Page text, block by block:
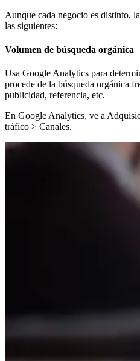
Aunque cada negocio es distinto,
las siguientes:
Volumen de búsqueda orgánica
Usa Google Analytics para
procede de la búsqueda orgánica
publicidad, referencia, etc.
En Google Analytics, ve a
tráfico > Canales.